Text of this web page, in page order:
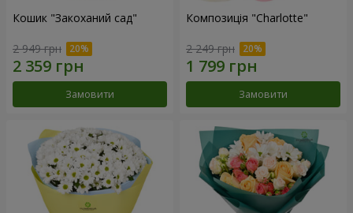
Кошик "Закоханий сад"
2 949 грн
Замовити
Композиція "Charlotte"
2 249 грн
Замовити